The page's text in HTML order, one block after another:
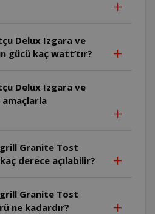
Delux Izgara ve
gücü kaç watt’tır?
Delux Izgara ve
Granite Tost
derece açılabilir?
Granite Tost
ne kadardır?